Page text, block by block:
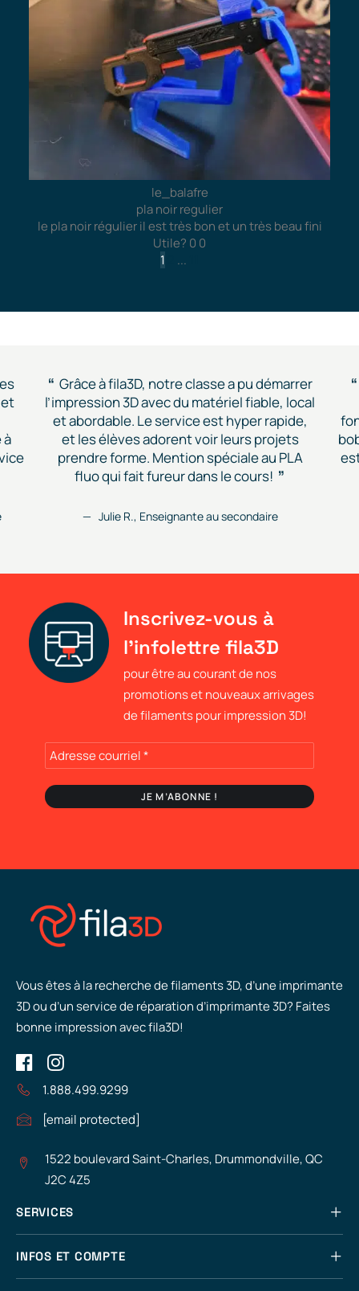
le_balafre
pla noir regulier
le pla noir régulier il est très bon et un très beau fini
Utile? 0 0
1
...
à
Grâce à fila3D, notre classe a pu démarrer
l’impression 3D avec du matériel fiable, local
et abordable. Le service est hyper rapide,
et les élèves adorent voir leurs projets
prendre forme. Mention spéciale au PLA
fluo qui fait fureur dans le cours!
Julie R., Enseignante au secondaire
Inscrivez-vous à
l'infolettre fila3D
pour être au courant de nos
promotions et nouveaux arrivages
de filaments pour impression 3D!
Vous êtes à la recherche de filaments 3D, d’une imprimante
3D ou d’un service de réparation d’imprimante 3D? Faites
bonne impression avec fila3D!
1.888.499.9299
[email protected]
1522 boulevard Saint-Charles, Drummondville, QC
J2C 4Z5
SERVICES
INFOS ET COMPTE